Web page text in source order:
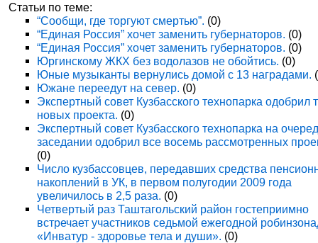
Статьи по теме:
“Сообщи, где торгуют смертью”. (0)
“Единая Россия” хочет заменить губернаторов. (0)
“Единая Россия” хочет заменить губернаторов. (0)
Юргинскому ЖКХ без водолазов не обойтись. (0)
Юные музыканты вернулись домой с 13 наградами.
Южане переедут на север. (0)
Экспертный совет Кузбасского технопарка одобрил
новых проекта. (0)
Экспертный совет Кузбасского технопарка на
заседании одобрил все восемь рассмотренных
(0)
Число кузбассовцев, передавших средства
накоплений в УК, в первом полугодии 2009 года
увеличилось в 2,5 раза. (0)
Четвертый раз Таштагольский район гостеприимно
встречает участников седьмой ежегодной
«Инватур - здоровье тела и души». (0)